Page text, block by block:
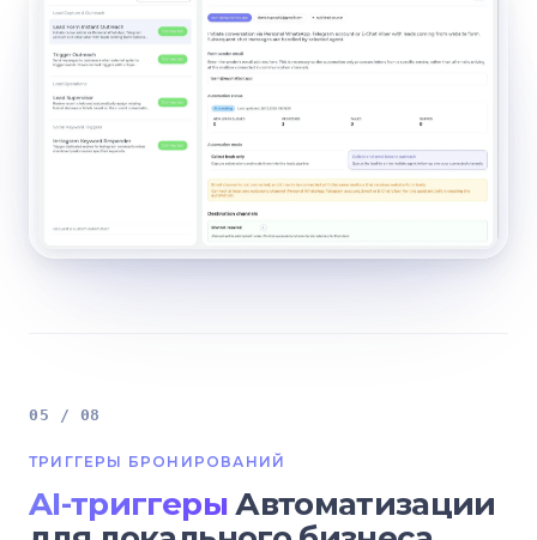
05 / 08
ТРИГГЕРЫ БРОНИРОВАНИЙ
AI-триггеры Автоматизации